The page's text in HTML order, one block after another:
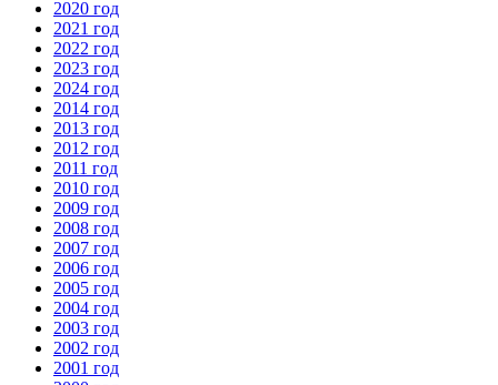
2020 год
2021 год
2022 год
2023 год
2024 год
2014 год
2013 год
2012 год
2011 год
2010 год
2009 год
2008 год
2007 год
2006 год
2005 год
2004 год
2003 год
2002 год
2001 год